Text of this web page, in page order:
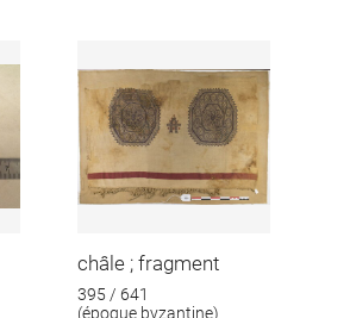
châle ; fragment
395 / 641
(époque byzantine)